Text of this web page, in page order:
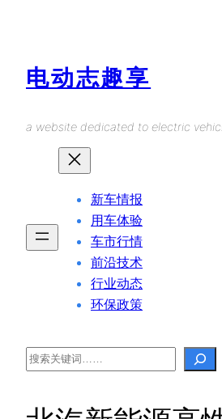
电动志趣享
a website dedicated to electric
新车情报
用车体验
车市行情
前沿技术
行业动态
环保政策
Search